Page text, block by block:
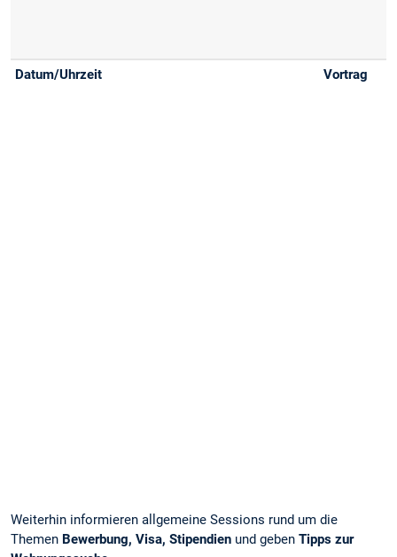
Weiterhin informieren allgemeine Sessions rund um die
Themen Bewerbung, Visa, Stipendien und geben Tipps zur